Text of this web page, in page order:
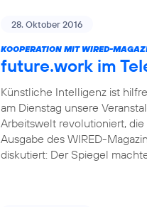
28. Oktober 2016
KOOPERATION MIT WIRED-
future.work im
Künstliche Intelligenz ist
am Dienstag unsere
Arbeitswelt revolutioniert,
Ausgabe des WIRED-
diskutiert: Der Spiegel